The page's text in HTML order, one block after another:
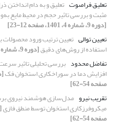
تعلیق فراصوت تعلیق و به دام
مثبت و بررسی تاثیر حجم در محیط مایع
[دوره 9، شماره 4، 1401، صفحه 12-23]
تعیین توالی تعیین ترتیب ورود محصولات
استفاده از روش‌های دقیق[دوره 9، شماره 8، 1401، صفحه 44-55]
تفاضل محدود بررسی تحلیلی تاثیر
افزایش دما در سوراخکاری استخوان فک
صفحه 54-62]
تقریب نیرو مدل‌سازی هوشمند نیروی
میکروفرزکاری استخوان توسط منطق فازی
صفحه 54-62]